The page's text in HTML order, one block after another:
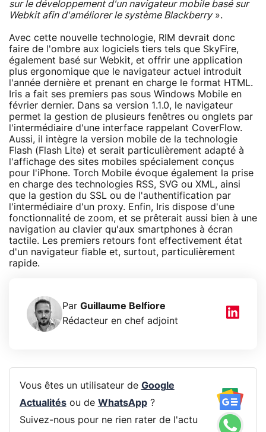
sur le développement d'un navigateur mobile basé sur
Webkit afin d'améliorer le système Blackberry».
Avec cette nouvelle technologie, RIM devrait donc
faire de l'ombre aux logiciels tiers tels que SkyFire,
également basé sur Webkit, et offrir une application
plus ergonomique que le navigateur actuel introduit
l'année dernière et prenant en charge le format HTML.
Iris a fait ses premiers pas sous Windows Mobile en
février dernier. Dans sa version 1.1.0, le navigateur
permet la gestion de plusieurs fenêtres ou onglets par
l'intermédiaire d'une interface rappelant CoverFlow.
Aussi, il intègre la version mobile de la technologie
Flash (Flash Lite) et serait particulièrement adapté à
l'affichage des sites mobiles spécialement conçus
pour l'iPhone. Torch Mobile évoque également la prise
en charge des technologies RSS, SVG ou XML, ainsi
que la gestion du SSL ou de l'authentification par
l'intermédiaire d'un proxy. Enfin, Iris dispose d'une
fonctionnalité de zoom, et se prêterait aussi bien à une
navigation au clavier qu'aux smartphones à écran
tactile. Les premiers retours font effectivement état
d'un navigateur fiable et, surtout, particulièrement
rapide.
Par Guillaume Belfiore
Rédacteur en chef adjoint
Vous êtes un utilisateur de Google
Actualitésou de WhatsApp?
Suivez-nous pour ne rien rater de l'actu